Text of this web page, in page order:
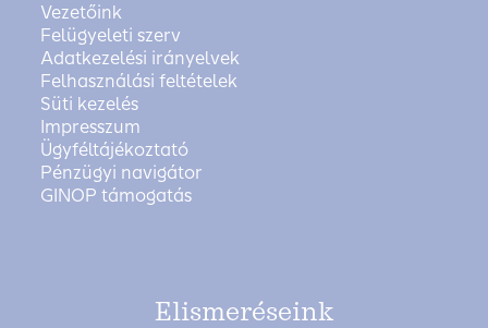
Vezetőink
Felügyeleti szerv
Adatkezelési irányelvek
Felhasználási feltételek
Süti kezelés
Impresszum
Ügyféltájékoztató
Pénzügyi navigátor
GINOP támogatás
Elismeréseink